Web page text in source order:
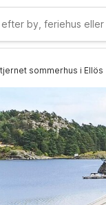
sommerhus i Ellös